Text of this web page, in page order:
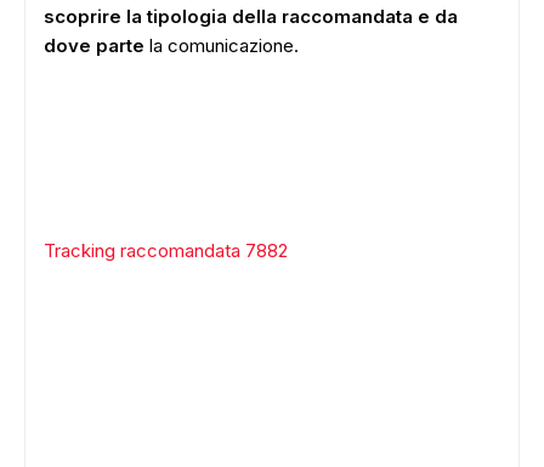
scoprire la tipologia della raccomandata e da
dove parte la comunicazione.
Tracking raccomandata 7882